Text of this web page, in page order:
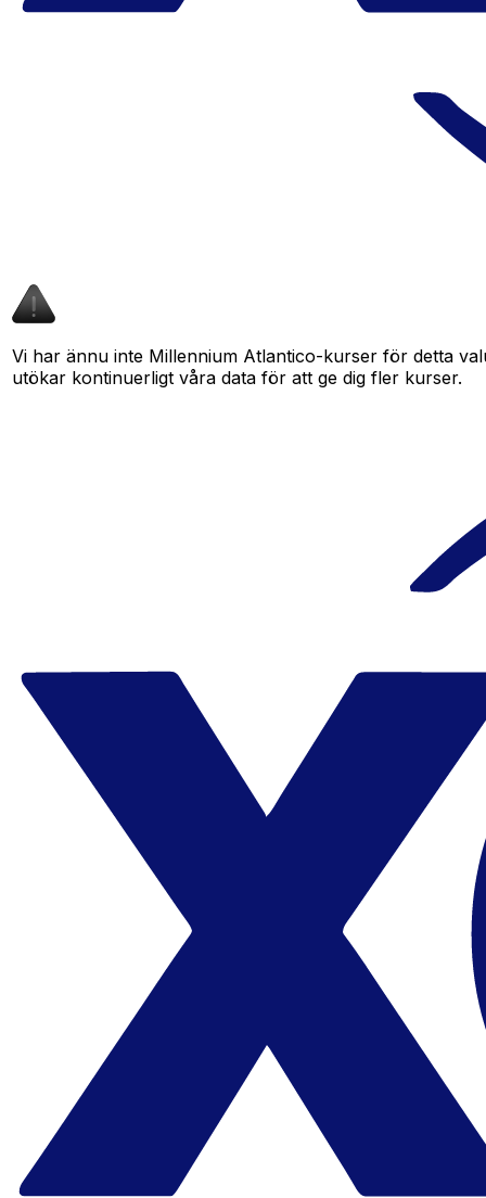
Vi har ännu inte Millennium Atlantico-kurser för detta
utökar kontinuerligt våra data för att ge dig fler kurser.